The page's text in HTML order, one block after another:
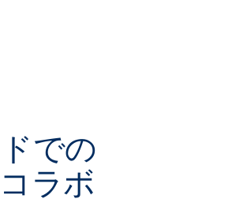
での
ラボ